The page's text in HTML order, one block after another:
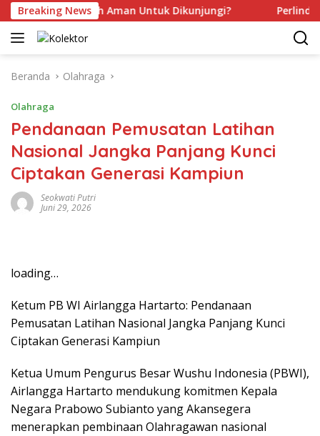
Langsung
ke
konten
Breaking News
Kamu Sudah Aman Untuk Dikunjungi?
Beranda Olahraga
Olahraga
Pendanaan Pemusatan Latihan
Nasional Jangka Panjang Kunci
Ciptakan Generasi Kampiun
Seokwati Putri
Juni 29, 2026
loading…
Ketum PB WI Airlangga Hartarto: Pendanaan
Pemusatan Latihan Nasional Jangka Panjang Kunci
Ciptakan Generasi Kampiun
Ketua Umum Pengurus Besar Wushu Indonesia (PBWI),
Airlangga Hartarto mendukung komitmen Kepala
Negara Prabowo Subianto yang Akansegera
menerapkan pembinaan Olahragawan nasional